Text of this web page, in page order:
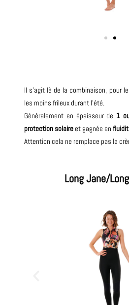
ll s’agit là de la combinaison, pour
les moins frileux durant l’été.
Généralement en épaisseur de 1
protection solaireet gagnée en
Attention cela ne remplace pas la
Long Jane/